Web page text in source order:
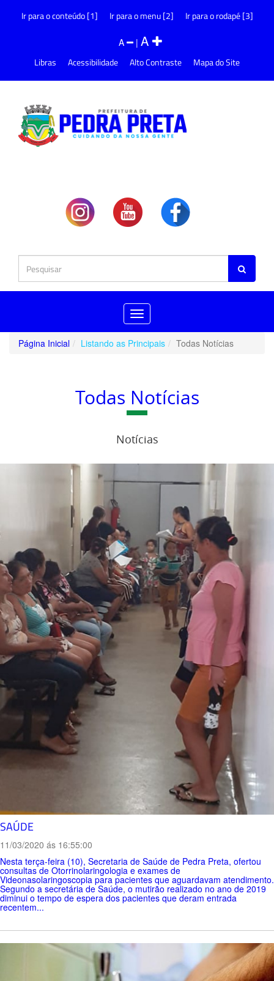
Ir para o conteúdo [1] Ir para o menu [2] Ir para o rodapé [3]
A |A
Libras Acessibilidade Alto Contraste Mapa do Site
Toggle
navigation
Página Inicial
Listando as Principais Todas Notícias
Todas Notícias
Notícias
SAÚDE
11/03/2020 ás 16:55:00
Nesta terça-feira (10), Secretaria de Saúde de Pedra Preta, ofertou
consultas de Otorrinolaringologia e exames de
Videonasolaringoscopia para pacientes que aguardavam atendimento.
Segundo a secretária de Saúde, o mutirão realizado no ano de 2019
diminui o tempo de espera dos pacientes que deram entrada
recentem...